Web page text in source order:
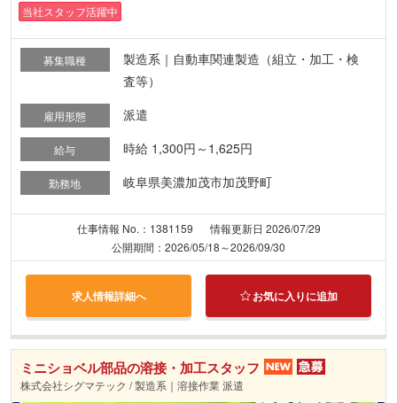
当社スタッフ活躍中
募集職種
製造系｜自動車関連製造（組立・加工・検
査等）
雇用形態 派遣
給与 時給 1,300円～1,625円
勤務地 岐阜県美濃加茂市加茂野町
仕事情報 No.：1381159
情報更新日 2026/07/29
公開期間：2026/05/18～2026/09/30
求人情報詳細へ お気に入りに追加
ミニショベル部品の溶接・加工スタッフ
株式会社シグマテック / 製造系｜溶接作業 派遣